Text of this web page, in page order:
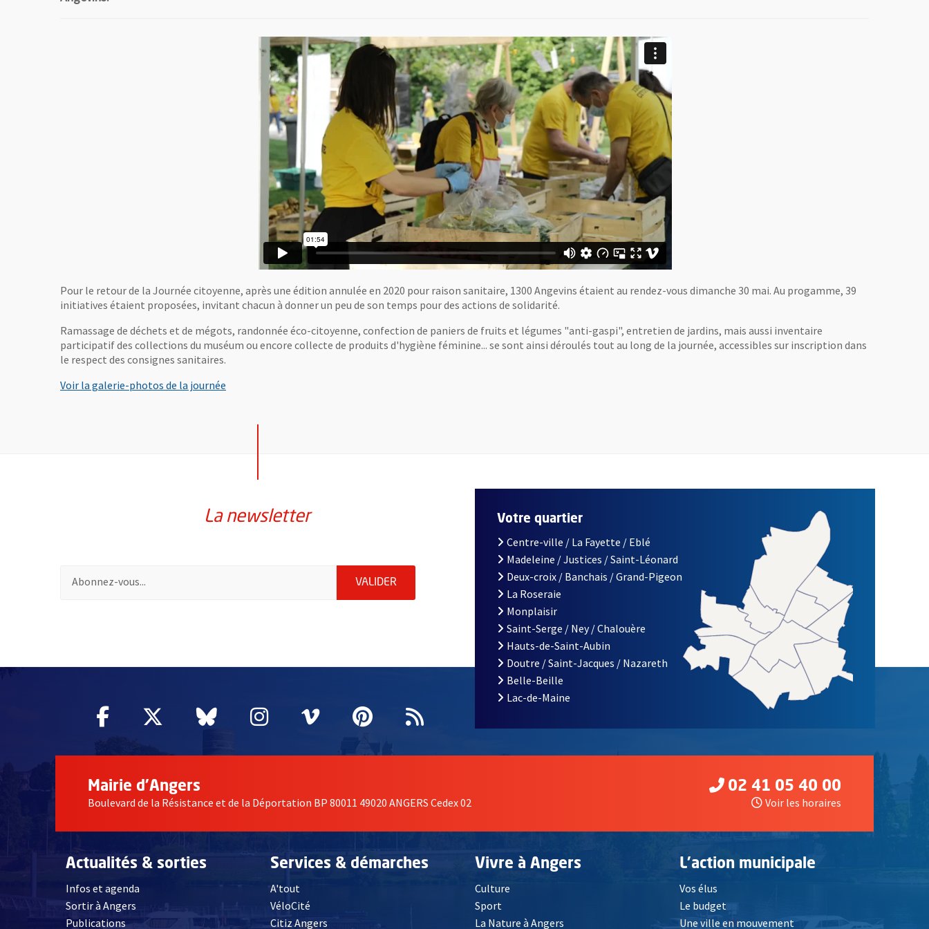
Pour le retour de la Journée citoyenne, après une édition annulée en 2020 pour raison sanitaire, 1300 Angevins étaient au rendez-vous dimanche 30 mai. Au progamme, 39
initiatives étaient proposées, invitant chacun à donner un peu de son temps pour des actions de solidarité.
Ramassage de déchets et de mégots, randonnée éco-citoyenne, confection de paniers de fruits et légumes "anti-gaspi", entretien de jardins, mais aussi inventaire
participatif des collections du muséum ou encore collecte de produits d'hygiène féminine... se sont ainsi déroulés tout au long de la journée, accessibles sur inscription dans
le respect des consignes sanitaires.
Voir la galerie-photos de la journée
La newsletter
Pour vous inscrire à la lettre d'information de la ville d'Angers, indiquez votre email (champ obligatoire)
VALIDERENVOYER MA DEMANDE D'INSCRIPTION À LA LETTRE D'INFORMATION DE LA VILLE D'ANGERS
Facebook
, Ouvre une nouvelle fenêtre
Twitter
, Ouvre une nouvelle fenêtre
Bluesky
, Ouvre une nouvelle fenêtre
Instagram
, Ouvre une nouvelle fenêtre
Vimeo
, Ouvre une nouvelle fenêtre
Pinterest
, Ouvre une nouvelle fenêtre
Flux RSS
Votre quartier
Centre-ville / La Fayette / Eblé
Madeleine / Justices / Saint-Léonard
Deux-croix / Banchais / Grand-Pigeon
La Roseraie
Monplaisir
Saint-Serge / Ney / Chalouère
Hauts-de-Saint-Aubin
Doutre / Saint-Jacques / Nazareth
Belle-Beille
Lac-de-Maine
Mairie d'Angers
Boulevard de la Résistance et de la Déportation BP 80011 49020 ANGERS Cedex 02
02 41 05 40 00
Voir les horaires
Actualités & sorties
Infos et agenda
Sortir à Angers
Publications
Services & démarches
A'tout
VéloCité
Citiz Angers , Ouvre une nouvelle fenêtre
Vivre à Angers
Culture
Sport
La Nature à Angers
L'action municipale
Vos élus
Le budget
Une ville en mouvement